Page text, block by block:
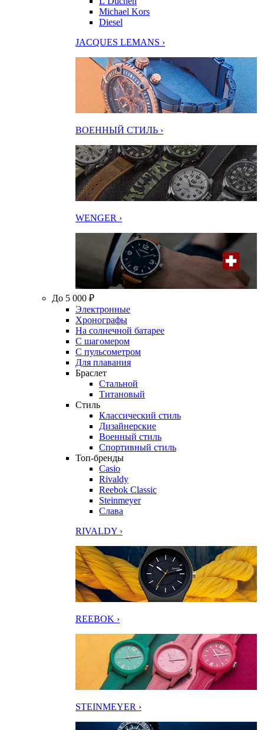
Michael Kors
Diesel
JACQUES LEMANS ›
ВОЕННЫЙ СТИЛЬ ›
WENGER ›
До 5 000 ₽
Электронные
Хронографы
На солнечной батарее
С шагомером
С пульсометром
Для плавания
Браслет
Стальной
Титановый
Стиль
Классический стиль
Дизайнерские
Военный стиль
Спортивный стиль
Топ-бренды
Casio
Rivaldy
Reebok Classic
Steinmeyer
Слава
RIVALDY ›
REEBOK ›
STEINMEYER ›